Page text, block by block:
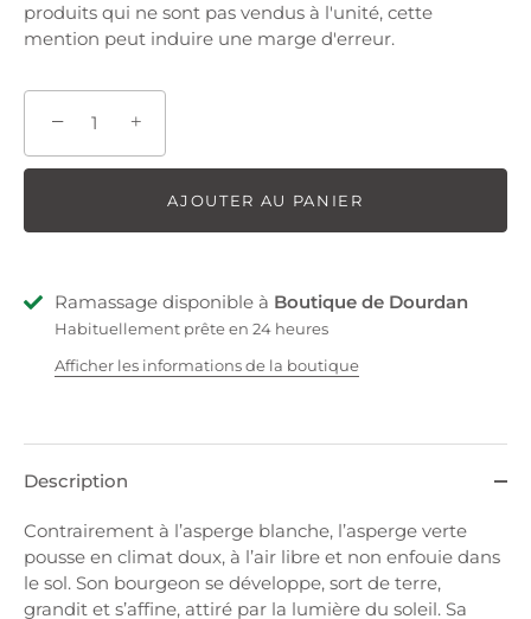
produits qui ne sont pas vendus à l'unité, cette
mention peut induire une marge d'erreur.
− +
AJOUTER AU PANIER
Ramassage disponible à Boutique de Dourdan
Habituellement prête en 24 heures
Afficher les informations de la boutique
Description
Contrairement à l’asperge blanche, l’asperge verte
pousse en climat doux, à l’air libre et non enfouie dans
le sol. Son bourgeon se développe, sort de terre,
grandit et s’affine, attiré par la lumière du soleil. Sa